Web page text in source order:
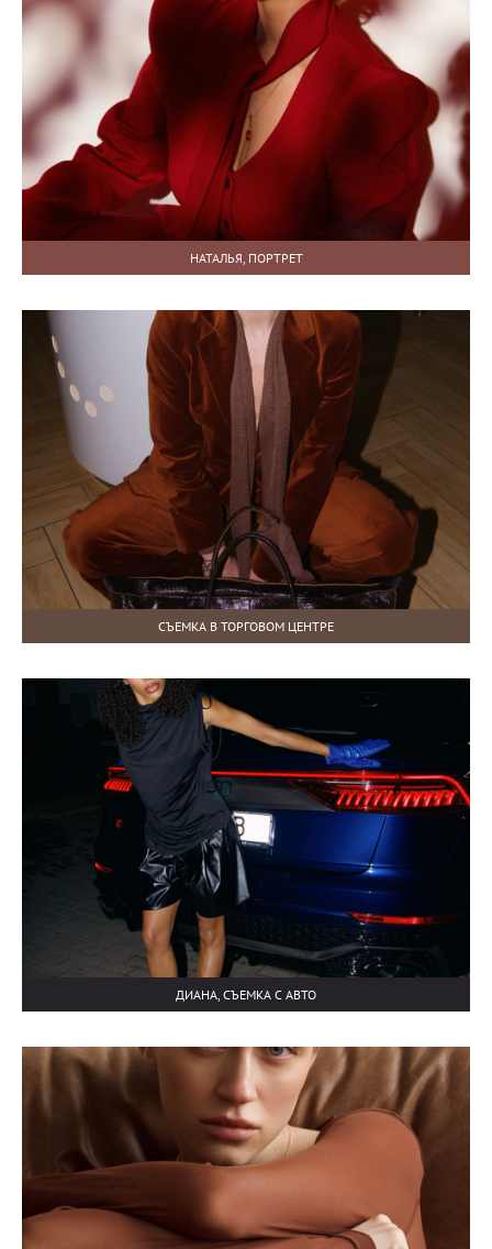
НАТАЛЬЯ, ПОРТРЕТ
СЪЕМКА В ТОРГОВОМ ЦЕНТРЕ
ДИАНА, СЪЕМКА С АВТО